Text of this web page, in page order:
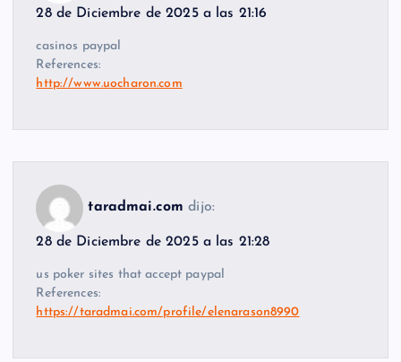
28 de Diciembre de 2025 a las 21:16
casinos paypal
References:
http://www.uocharon.com
taradmai.com dijo:
28 de Diciembre de 2025 a las 21:28
us poker sites that accept paypal
References:
https://taradmai.com/profile/elenarason8990